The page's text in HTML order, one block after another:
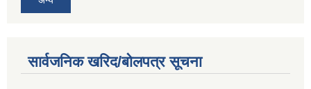
सार्वजनिक खरिद/बोलपत्र सूचना